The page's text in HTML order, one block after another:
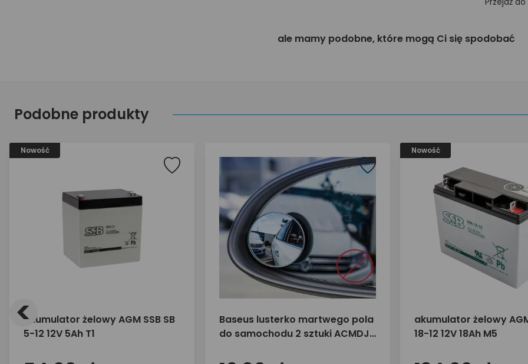
ale mamy podobne, które mogą Ci się spodobać
Podobne produkty
Nowość
akumulator żelowy AGM SSB SB
5-12 12V 5Ah T1
Baseus lusterko martwego pola
do samochodu 2 sztuki ACMDJ-
Nowość
akumulator żelowy AGM
18-12 12V 18Ah M5
<